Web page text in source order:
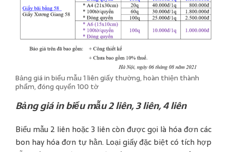
Bảng giá in biểu mẫu 1 liên giấy thường, hoàn thiện thành
phẩm, đóng quyển 100 tờ
Bảng giá in biểu mẫu 2 liên, 3 liên, 4 liên
Biểu mẫu 2 liên hoặc 3 liên còn được gọi là hóa đơn các
bon hay hóa đơn tự hằn. Loại giấy đặc biệt có tích hợp